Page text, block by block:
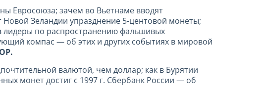
Евросоюза; зачем во Вьетнаме вводят
Зеландии упразднение 5-центовой монеты;
лидеры по распространению фальшивых
компас — об этих и других событиях в мировой
валютой, чем доллар; как в Бурятии
монет достиг с 1997 г. Сбербанк России — об